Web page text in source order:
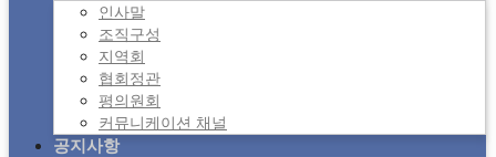
인사말
조직구성
지역회
협회정관
평의원회
커뮤니케이션 채널
공지사항